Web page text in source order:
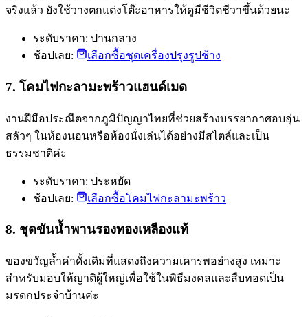
จริงแล้ว ยังใช้วางตกแต่งโต๊ะอาหารให้ดูมีชีวิตชีวาขึ้นด้วยนะ
ระดับราคา: ปานกลาง
ช้อปเลย:
เลือกซื้อชุดเครื่องปรุงรูปช้าง
7. โคมไฟกะลามะพร้าวแฮนด์เมด
งานฝีมือประณีตจากภูมิปัญญาไทยที่ช่วยสร้างบรรยากาศอบอุ่น
สลัวๆ ในห้องนอนหรือห้องนั่งเล่นได้อย่างมีสไตล์และเป็น
ธรรมชาติค่ะ
ระดับราคา: ประหยัด
ช้อปเลย:
เลือกซื้อโคมไฟกะลามะพร้าว
8. ชุดขันน้ำพานรองทองเหลืองแท้
ของขวัญล้ำค่าดั้งเดิมที่แสดงถึงความเคารพอย่างสูง เหมาะ
สำหรับมอบให้ญาติผู้ใหญ่เพื่อใช้ในพิธีมงคลและสืบทอดเป็น
มรดกประจำบ้านค่ะ